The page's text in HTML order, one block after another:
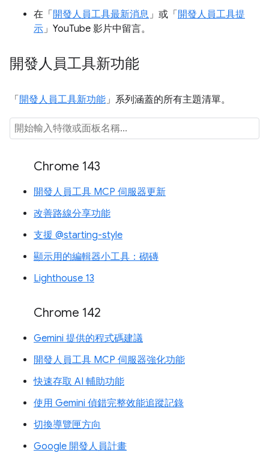
在「開發人員工具最新消息 」或「開發人員工具提
示 」YouTube 影片中留言。
開發人員工具新功能
「開發人員工具新功能 」系列涵蓋的所有主題清單。
Chrome 143
開發人員工具 MCP 伺服器更新
改善路線分享功能
支援 @starting-style
顯示用的編輯器小工具：砌磚
Lighthouse 13
Chrome 142
Gemini 提供的程式碼建議
開發人員工具 MCP 伺服器強化功能
快速存取 AI 輔助功能
使用 Gemini 偵錯完整效能追蹤記錄
切換導覽匣方向
Google 開發人員計畫